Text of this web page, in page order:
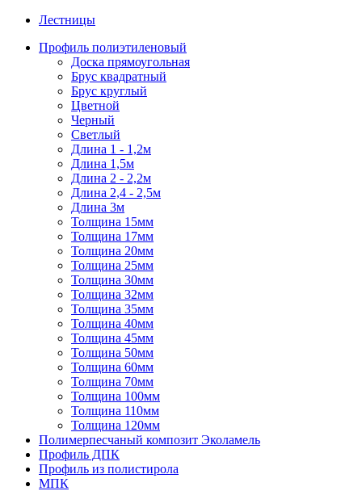
Лестницы
Профиль полиэтиленовый
Доска прямоугольная
Брус квадратный
Брус круглый
Цветной
Черный
Светлый
Длина 1 - 1,2м
Длина 1,5м
Длина 2 - 2,2м
Длина 2,4 - 2,5м
Длина 3м
Толщина 15мм
Толщина 17мм
Толщина 20мм
Толщина 25мм
Толщина 30мм
Толщина 32мм
Толщина 35мм
Толщина 40мм
Толщина 45мм
Толщина 50мм
Толщина 60мм
Толщина 70мм
Толщина 100мм
Толщина 110мм
Толщина 120мм
Полимерпесчаный композит Эколамель
Профиль ДПК
Профиль из полистирола
МПК